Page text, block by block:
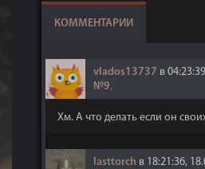
КОММЕНТАРИИ
vlados13737 в
№9,
Хм. А что делать если он
lasttorch в 18:21:36,